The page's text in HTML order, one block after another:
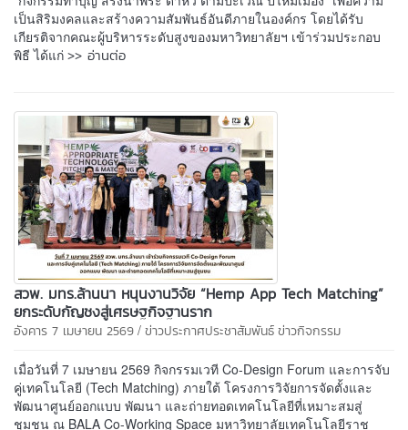
เป็นสิริมงคลและสร้างความสัมพันธ์อันดีภายในองค์กร โดยได้รับ
เกียรติจากคณะผู้บริหารระดับสูงของมหาวิทยาลัยฯ เข้าร่วมประกอบ
พิธี ได้แก่ >> อ่านต่อ
สวพ. มทร.ล้านนา หนุนงานวิจัย “Hemp App Tech Matching”
ยกระดับกัญชงสู่เศรษฐกิจฐานราก
อังคาร 7 เมษายน 2569 / ข่าวประกาศประชาสัมพันธ์ข่าวกิจกรรม
เมื่อวันที่ 7 เมษายน 2569 กิจกรรมเวที Co-Design Forum และการจับ
คู่เทคโนโลยี (Tech Matching) ภายใต้ โครงการวิจัยการจัดตั้งและ
พัฒนาศูนย์ออกแบบ พัฒนา และถ่ายทอดเทคโนโลยีที่เหมาะสมสู่
ชุมชน ณ BALA Co-Working Space มหาวิทยาลัยเทคโนโลยีราช